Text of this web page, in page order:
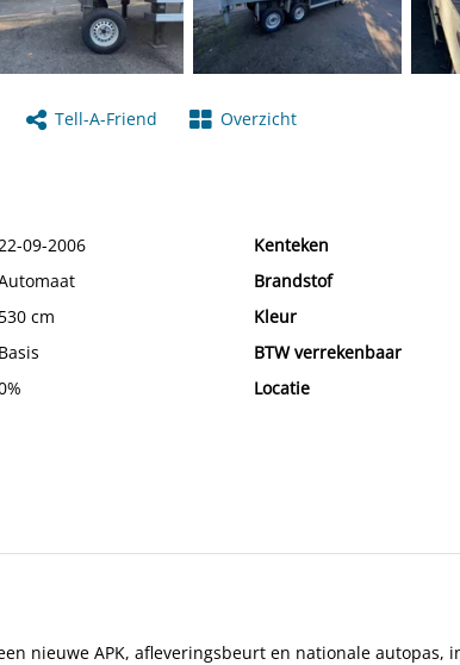
Tell-A-Friend Overzicht
22-09-2006 Kenteken
Brandstof
530 cm Kleur
Basis BTW verrekenbaar
Locatie
nieuwe APK, afleveringsbeurt en nationale